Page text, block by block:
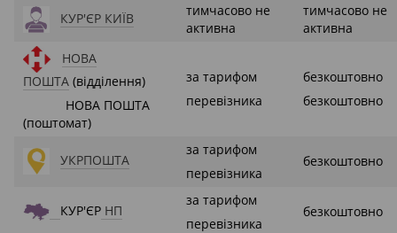
КУР'ЄР КИЇВ
тимчасово не
активна
тимчасово не
активна
НОВА
ПОШТА (відділення)
НОВА ПОШТА
(поштомат)
за тарифом
перевізника
безкоштовно
безкоштовно
УКРПОШТА
за тарифом
перевізника
безкоштовно
КУР'ЄР НП
за тарифом
перевізника
безкоштовно